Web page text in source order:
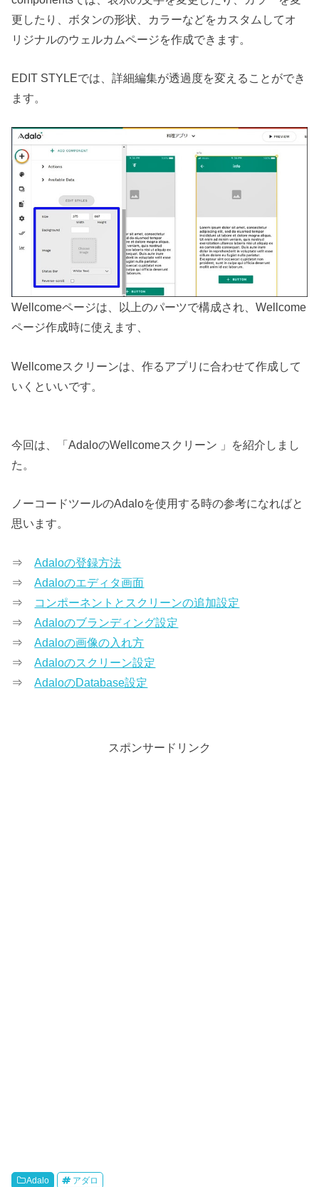
更したり、ボタンの形状、カラーなどをカスタムしてオ
リジナルのウェルカムページを作成できます。
EDIT STYLEでは、詳細編集が透過度を変えることができ
ます。
Wellcomeページは、以上のパーツで構成され、Wellcome
ページ作成時に使えます、
Wellcomeスクリーンは、作るアプリに合わせて作成して
いくといいです。
今回は、「AdaloのWellcomeスクリーン 」を紹介しまし
た。
ノーコードツールのAdaloを使用する時の参考になればと
思います。
⇒Adaloの登録方法
⇒Adaloのエディタ画面
⇒ コンポーネントとスクリーンの追加設定
⇒Adaloのブランディング設定
⇒Adaloの画像の入れ方
⇒Adaloのスクリーン設定
⇒AdaloのDatabase設定
スポンサードリンク
Adalo アダロ